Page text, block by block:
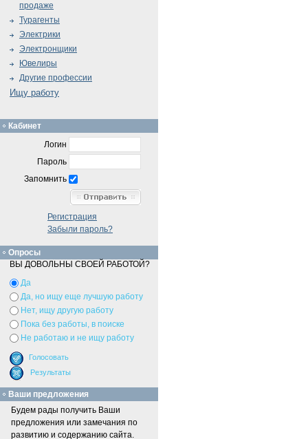
продаже
Турагенты
Электрики
Электронщики
Ювелиры
Другие профессии
Ищу работу
Кабинет
Логин
Пароль
Запомнить
Регистрация
Забыли пароль?
Опросы
ВЫ ДОВОЛЬНЫ СВОЕЙ РАБОТОЙ?
Да
Да, но ищу еще лучшую работу
Нет, ищу другую работу
Пока без работы, в поиске
Не работаю и не ищу работу
Ваши предложения
Будем рады получить Ваши
предложения или замечания по
развитию и содержанию сайта.